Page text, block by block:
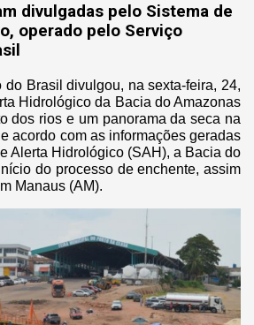
divulgadas pelo Sistema de
operado pelo Serviço
Brasil divulgou, na sexta-feira, 24,
Hidrológico da Bacia do Amazonas
dos rios e um panorama da seca na
acordo com as informações geradas
Alerta Hidrológico (SAH), a Bacia do
do processo de enchente, assim
Manaus (AM).